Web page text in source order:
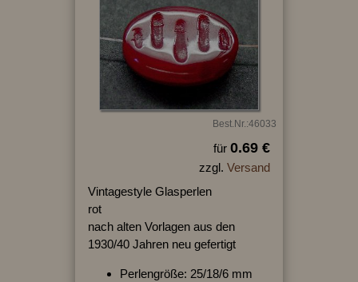
Best.Nr.:46033
für 0.69 €
zzgl. Versand
Vintagestyle Glasperlen
rot
nach alten Vorlagen aus den
1930/40 Jahren neu gefertigt
Perlengröße: 25/18/6 mm